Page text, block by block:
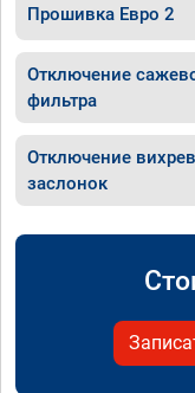
Прошивка Евро 2
Отключение
фильтра
Отключение
заслонок